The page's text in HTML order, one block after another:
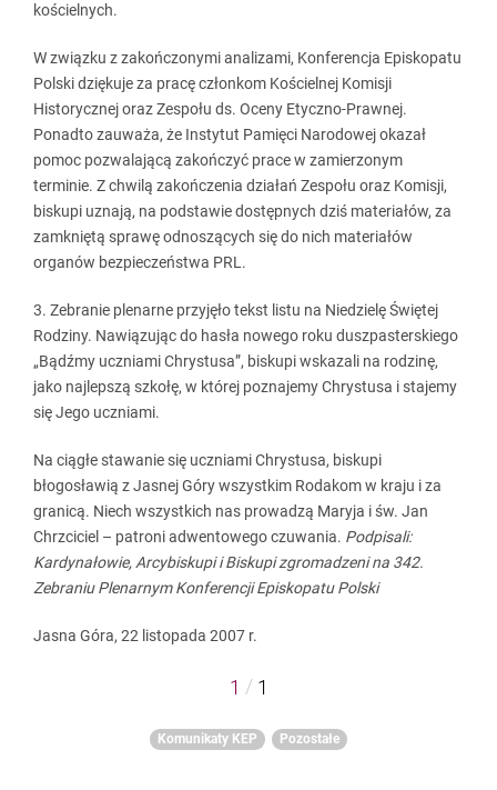
kościelnych.
W związku z zakończonymi analizami, Konferencja Episkopatu
Polski dziękuje za pracę członkom Kościelnej Komisji
Historycznej oraz Zespołu ds. Oceny Etyczno-Prawnej.
Ponadto zauważa, że Instytut Pamięci Narodowej okazał
pomoc pozwalającą zakończyć prace w zamierzonym
terminie. Z chwilą zakończenia działań Zespołu oraz Komisji,
biskupi uznają, na podstawie dostępnych dziś materiałów, za
zamkniętą sprawę odnoszących się do nich materiałów
organów bezpieczeństwa PRL.
3. Zebranie plenarne przyjęło tekst listu na Niedzielę Świętej
Rodziny. Nawiązując do hasła nowego roku duszpasterskiego
„Bądźmy uczniami Chrystusa”, biskupi wskazali na rodzinę,
jako najlepszą szkołę, w której poznajemy Chrystusa i stajemy
się Jego uczniami.
Na ciągłe stawanie się uczniami Chrystusa, biskupi
błogosławią z Jasnej Góry wszystkim Rodakom w kraju i za
granicą. Niech wszystkich nas prowadzą Maryja i św. Jan
Chrzciciel – patroni adwentowego czuwania. Podpisali:
Kardynałowie, Arcybiskupi i Biskupi zgromadzeni na 342.
Zebraniu Plenarnym Konferencji Episkopatu Polski
Jasna Góra, 22 listopada 2007 r.
1 / 1
Komunikaty KEP Pozostałe